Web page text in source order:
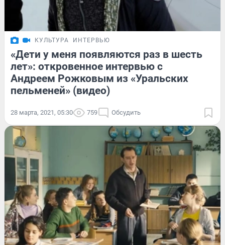
КУЛЬТУРА ИНТЕРВЬЮ
«Дети у меня появляются раз в шесть
лет»: откровенное интервью с
Андреем Рожковым из «Уральских
пельменей» (видео)
28 марта, 2021, 05:30 759 Обсудить